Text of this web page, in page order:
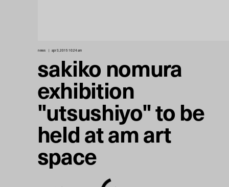
news apr 3, 2015 10:24 am
sakiko nomura
exhibition
"utsushiyo" to be
held at am art
space